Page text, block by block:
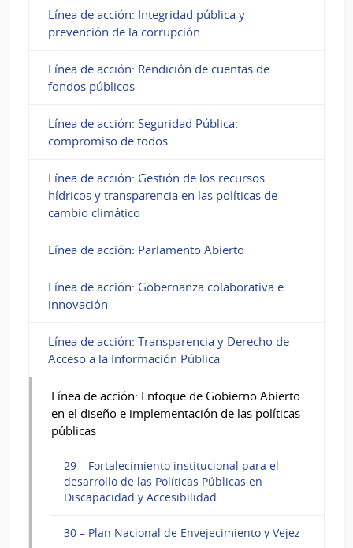
Línea de acción: Integridad pública y
prevención de la corrupción
Línea de acción: Rendición de cuentas de
fondos públicos
Línea de acción: Seguridad Pública:
compromiso de todos
Línea de acción: Gestión de los recursos
hídricos y transparencia en las políticas de
cambio climático
Línea de acción: Parlamento Abierto
Línea de acción: Gobernanza colaborativa e
innovación
Línea de acción: Transparencia y Derecho de
Acceso a la Información Pública
Línea de acción: Enfoque de Gobierno Abierto
en el diseño e implementación de las políticas
públicas
29 – Fortalecimiento institucional para el
desarrollo de las Políticas Públicas en
Discapacidad y Accesibilidad
30 – Plan Nacional de Envejecimiento y Vejez